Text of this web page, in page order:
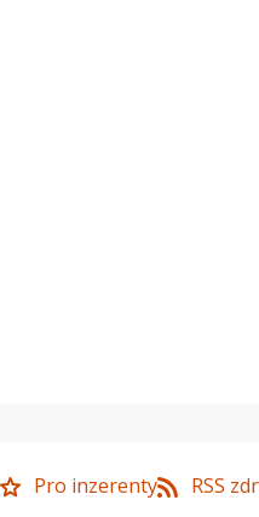
Pro inzerenty RSS